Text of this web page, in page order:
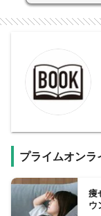
プライムオンラ
痩
ウ